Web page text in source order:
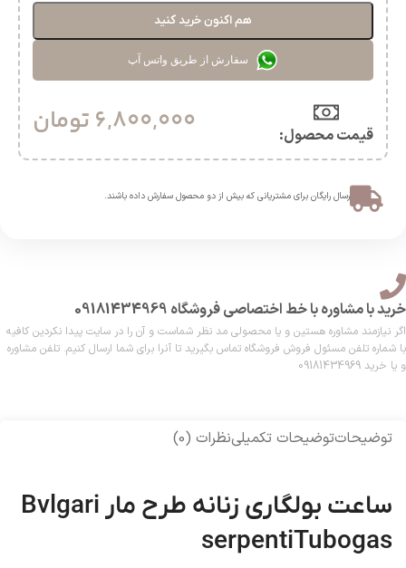
هم اکنون خرید کنید
سفارش از طریق واتس آپ
قیمت محصول:​ 6,800,000 تومان
ارسال رایگان برای مشتریانی که بیش از دو محصول سفارش داده باشند.​
خرید با مشاوره با خط اختصاصی فروشگاه 09181434969
اگر نیازمند مشاوره هستین و یا محصولی مد نظر شماست و آن را در سایت پیدا نکردین کافیه
با شماره تلفن مسئول فروش فروشگاه تماس بگیرید تا آنرا برای شما ارسال کنیم. تلفن مشاوره
و یا خرید 09181434969
توضیحاتتوضیحات تکمیلینظرات (0)
ساعت بولگاری زنانه طرح مار Bvlgari
serpentiTubogas